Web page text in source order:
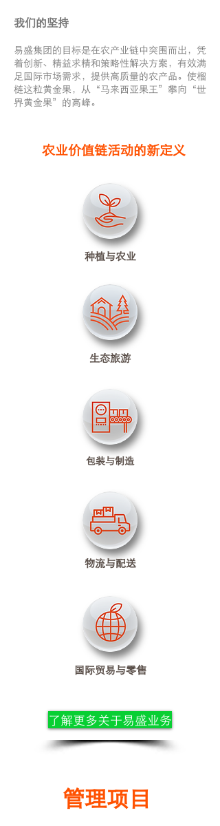
农业价值链活动的新定义
我们的坚持
易盛集团的目标是在农产业链中突围而出，凭
着创新、精益求精和策略性解决方案，有效满
足国际市场需求，提供高质量的农产品。使榴
梿这粒黄金果，从“马来西亚果王”攀向“世
界黄金果”的高峰。
种植与农业
生态旅游
包装与制造
物流与配送
国际贸易与零售
了解更多关于易盛业务
管理项目